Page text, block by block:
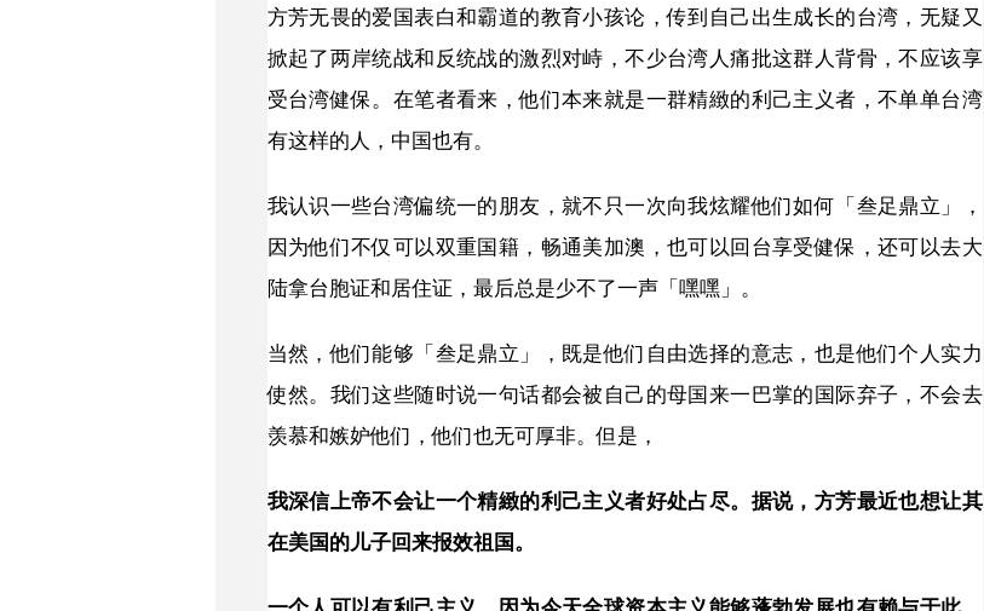
方芳无畏的爱国表白和霸道的教育小孩论，传到自己出生成长的台湾，无疑又
掀起了两岸统战和反统战的激烈对峙，不少台湾人痛批这群人背骨，不应该享
受台湾健保。在笔者看来，他们本来就是一群精緻的利己主义者，不单单台湾
有这样的人，中国也有。
我认识一些台湾偏统一的朋友，就不只一次向我炫耀他们如何「叁足鼎立」，
因为他们不仅可以双重国籍，畅通美加澳，也可以回台享受健保，还可以去大
陆拿台胞证和居住证，最后总是少不了一声「嘿嘿」。
当然，他们能够「叁足鼎立」，既是他们自由选择的意志，也是他们个人实力
使然。我们这些随时说一句话都会被自己的母国来一巴掌的国际弃子，不会去
羡慕和嫉妒他们，他们也无可厚非。但是，
我深信上帝不会让一个精緻的利己主义者好处占尽。据说，方芳最近也想让其
在美国的儿子回来报效祖国。